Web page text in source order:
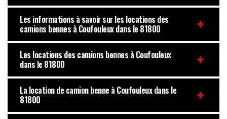
Les informations à savoir sur les locations des
camions bennes à Coufouleux dans le 81800
Les locations des camions bennes à Coufouleux
dans le 81800
La location de camion benne à Coufouleux dans le
81800